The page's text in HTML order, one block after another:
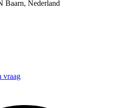
Baarn, Nederland
vraag